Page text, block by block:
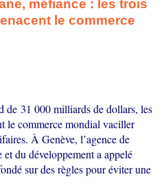
méfiance : les trois
le commerce
de 31 000 milliards de dollars, les
le commerce mondial vaciller
À Genève, l’agence de
du développement a appelé
sur des règles pour éviter une